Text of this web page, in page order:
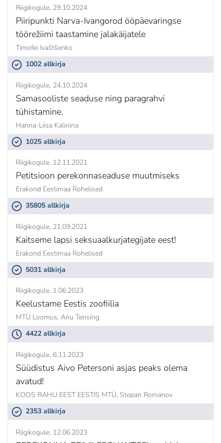
Riigikogule 29.10.2024
Piiripunkti Narva-Ivangorod ööpäevaringse
töörežiimi taastamine jalakäijatele
Timofei Ivaštšenko
1002 allkirja
Riigikogule 24.10.2024
Samasooliste seaduse ning paragrahvi
tühistamine.
Hanna-Liisa Kalinina
1025 allkirja
Riigikogule 12.11.2021
Petitsioon perekonnaseaduse muutmiseks
Erakond Eestimaa Rohelised
35805 allkirja
Riigikogule 21.09.2021
Kaitseme lapsi seksuaalkurjategijate eest!
Erakond Eestimaa Rohelised
5031 allkirja
Riigikogule 1.06.2023
Keelustame Eestis zoofiilia
MTÜ Loomus, Anu Tensing
4422 allkirja
Riigikogule 6.11.2023
Süüdistus Aivo Petersoni asjas peaks olema
avatud!
KOOS RAHU EEST EESTIS MTÜ, Stepan Romanov
2353 allkirja
Riigikogule 12.06.2023